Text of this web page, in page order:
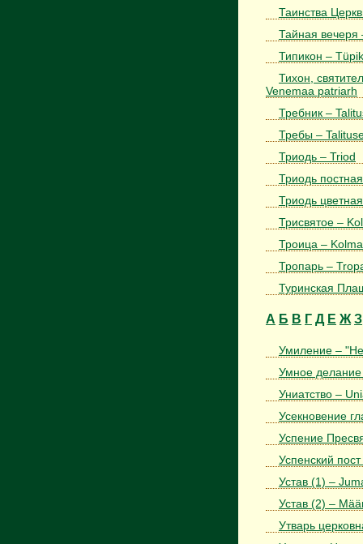
Таинства
Тайная вечеря
Типикон –
Тихон,
Venemaa patriarh
Требник –
Требы –
Триодь – Triod
Триодь
Триодь
Трисвятое –
Троица –
Тропарь –
Туринская
А Б В Г Д Е Ж З
Умиление –
Умное
Униатство –
Усекновение
Успение
Успенский
Устав (1) –
Устав (2) –
Утварь